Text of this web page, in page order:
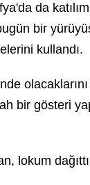
da
bir
kullandı.
bir gösteri
lokum